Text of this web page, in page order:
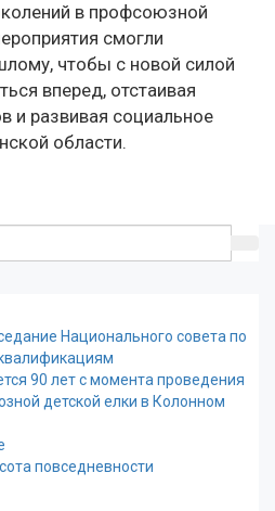
в профсоюзной
смогли
чтобы с новой силой
вперед, отстаивая
и развивая социальное
области.
Национального совета по
90 лет с момента проведения
детской елки в Колонном
повседневности